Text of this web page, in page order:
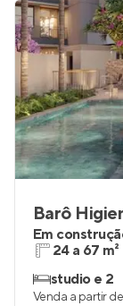
Barô
Em
24 a 67 m²
studio e 2
Venda a partir de